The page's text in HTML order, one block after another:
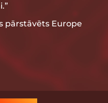
pārstāvēts Europe